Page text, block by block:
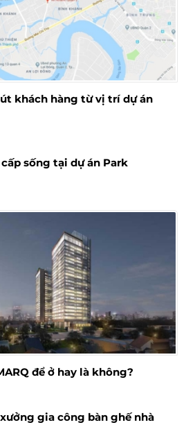
khách hàng từ vị trí dự án
sống tại dự án Park
để ở hay là không?
gia công bàn ghế nhà